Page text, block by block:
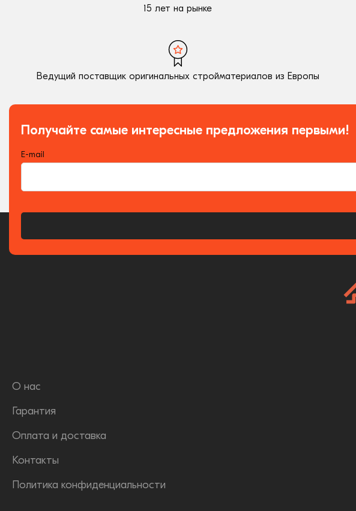
15 лет на рынке
Ведущий поставщик оригинальных стройматериалов из Европы
Получайте самые интересные предложения первыми!
E-mail
О нас
Гарантия
Оплата и доставка
Контакты
Политика конфиденциальности